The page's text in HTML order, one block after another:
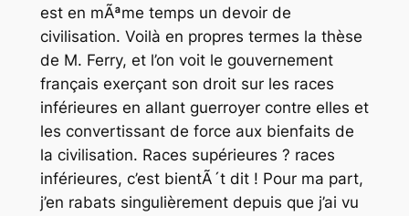
est en mÃªme temps un devoir de
civilisation. Voilà en propres termes la thèse
de M. Ferry, et l’on voit le gouvernement
français exerçant son droit sur les races
inférieures en allant guerroyer contre elles et
les convertissant de force aux bienfaits de
la civilisation. Races supérieures ? races
inférieures, c’est bientÃ´t dit ! Pour ma part,
j’en rabats singulièrement depuis que j’ai vu